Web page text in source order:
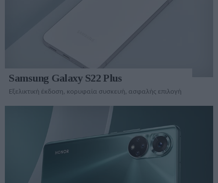
Samsung Galaxy S22 Plus
Εξελικτική έκδοση, κορυφαία συσκευή, ασφαλής επιλογή